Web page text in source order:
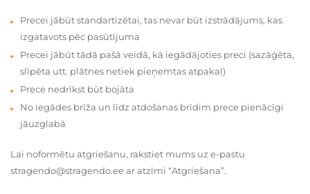
Precei jābūt standartizētai, tas nevar būt izstrādājums, kas
izgatavots pēc pasūtījuma
Precei jābūt tādā pašā veidā, kā iegādājoties preci (sazāģēta,
slīpēta utt. plātnes netiek pieņemtas atpakaļ)
Prece nedrīkst būt bojāta
No iegādes brīža un līdz atdošanas brīdim prece pienācīgi
jāuzglabā
Lai noformētu atgriešanu, rakstiet mums uz e-pastu
stragendo@stragendo.ee ar atzīmi “Atgriešana”.